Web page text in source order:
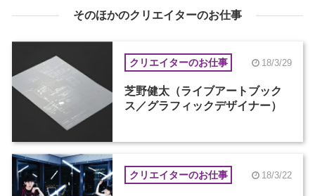
そのほかのクリエイターのお仕事
クリエイターのお仕事 18/3/29
芝野健太（ライブアートブック
ス／グラフィックデザイナー）
クリエイターのお仕事 18/3/22